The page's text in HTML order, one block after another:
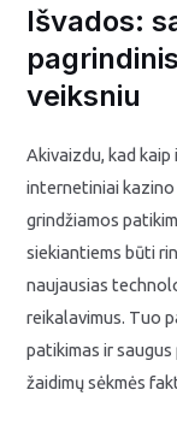
Išvados:
veiksniu
Akivaizdu, kad
internetiniai
grindžiamos
siekiantiems būti
naujausias
reikalavimus. Tuo
patikimas ir
žaidimų sėkmės